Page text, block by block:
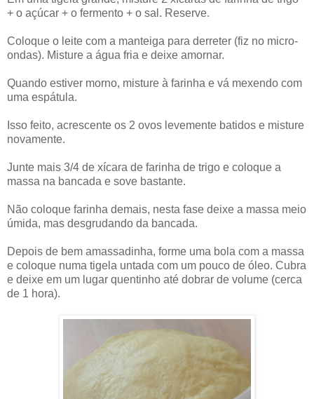
+ o açúcar + o fermento + o sal. Reserve.
Coloque o leite com a manteiga para derreter (fiz no micro-
ondas). Misture a água fria e deixe amornar.
Quando estiver morno, misture à farinha e vá mexendo com
uma espátula.
Isso feito, acrescente os 2 ovos levemente batidos e misture
novamente.
Junte mais 3/4 de xícara de farinha de trigo e coloque a
massa na bancada e sove bastante.
Não coloque farinha demais, nesta fase deixe a massa meio
úmida, mas desgrudando da bancada.
Depois de bem amassadinha, forme uma bola com a massa
e coloque numa tigela untada com um pouco de óleo. Cubra
e deixe em um lugar quentinho até dobrar de volume (cerca
de 1 hora).